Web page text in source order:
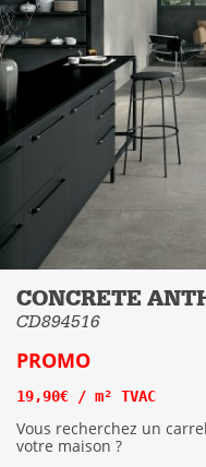
CONCRETE
CD894516
PROMO
19,90€ / m² TVAC
Vous recherchez un
votre maison ?